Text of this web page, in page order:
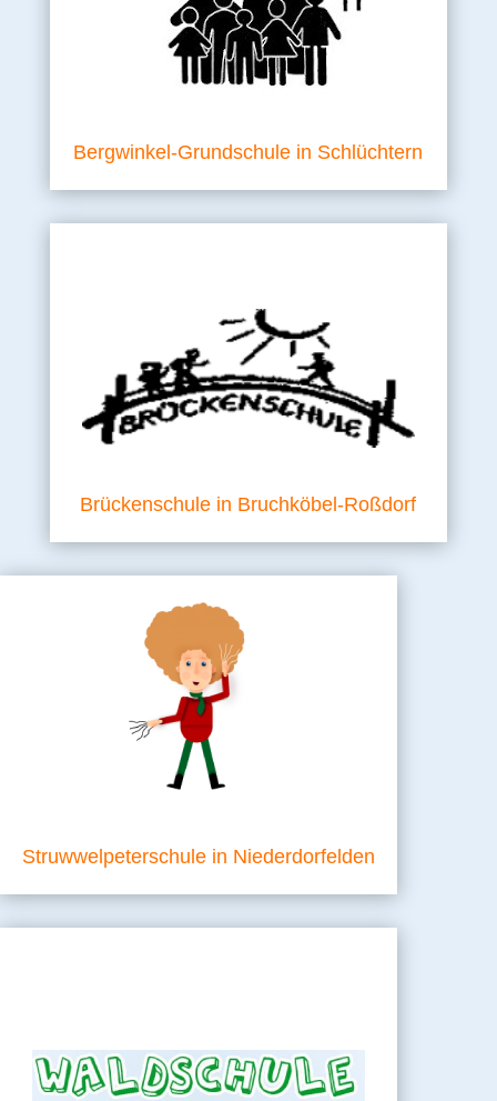
Bergwinkel-Grundschule in Schlüchtern
Brückenschule in Bruchköbel-Roßdorf
Struwwelpeterschule in Niederdorfelden